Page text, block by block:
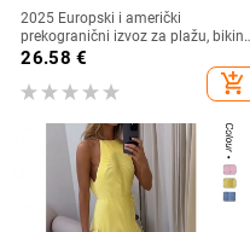
2025 Europski i američki
prekogranični izvoz za plažu, bikini
kupaći kostim s resicama, čista
26.58 €
add_shopping_cart